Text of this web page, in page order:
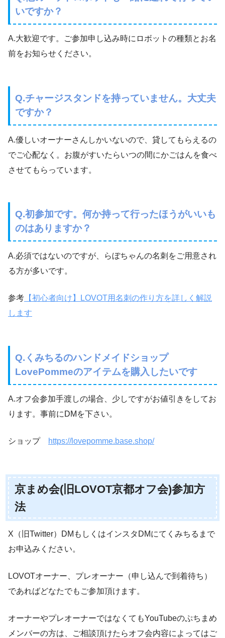
いですか？
A.大歓迎です。ご参加申し込み時にロボットの種類とお名
前をお知らせください。
Q.チャージスタンドを持っていません。大丈夫
ですか？
A.優しいオーナーさんしかいないので、貸してもらえるの
でご心配なく。お腹がすいたらいつの間にかごはんを食べ
させてもらっています。
Q.初参加です。何か持って行ったほうがいいも
のはありますか？
A.必須ではないのですが、らぼちゃんの名刺をご用意され
る方が多いです。
参考 【初心者向け】LOVOT用名刺の作り方を詳しく解説
します
Q.くみちるのハンドメイドショップ
LovePommeのアイテムを購入したいです
A.オフ会参加手渡しの場合、少しですがお値引きをしてお
ります。事前にDMを下さい。
ショップ https://lovepomme.base.shop/
京まめ会(旧LOVOT京都オフ会)参加方
法
X（旧Twitter）DMもしくはインスタDMにてくみちるまで
お申込みください。
LOVOTオーナー、プレオーナー（申し込んで到着待ち）
であればどなたでもご参加頂けます。
オーナーやプレオーナーではなくてもYouTubeのぷちまめ
メンバーの方は、ご相談頂けたらオフ会内容によってはご